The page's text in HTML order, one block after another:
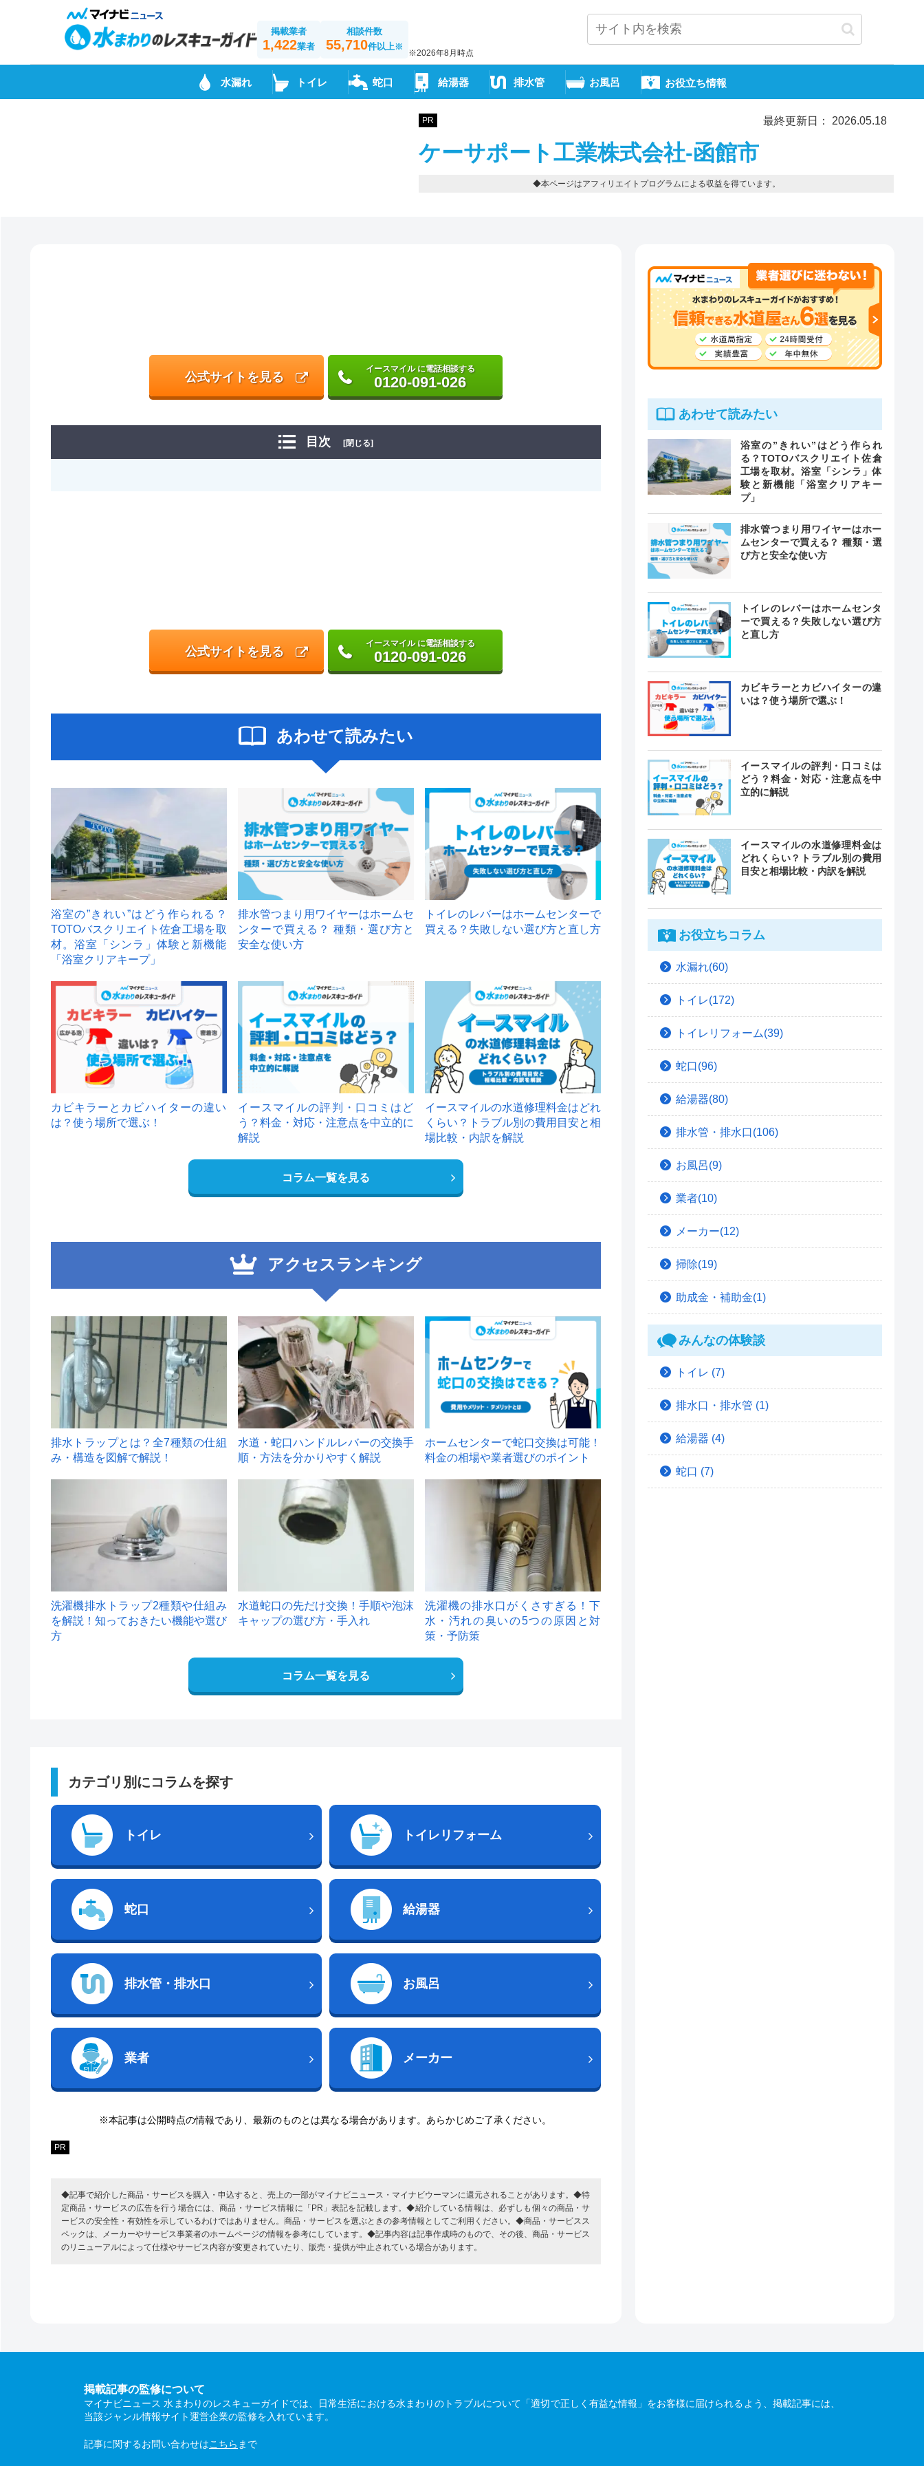
掲載業者
1,422業者
相談件数
55,710件以上※
※2026年8月時点
水漏れ トイレ 蛇口 給湯器 排水管 お風呂 お役立ち情報
PR 最終更新日： 2026.05.18
ケーサポート工業株式会社-函館市
◆本ページはアフィリエイトプログラムによる収益を得ています。
公式サイトを見る
イースマイル に電話相談する
0120-091-026
目次 [閉じる]
公式サイトを見る
イースマイル に電話相談する
0120-091-026
あわせて読みたい
浴室の”きれい”はどう作られる？
TOTOバスクリエイト佐倉工場を取
材。浴室「シンラ」体験と新機能
「浴室クリアキープ」
排水管つまり用ワイヤーはホームセ
ンターで買える？ 種類・選び方と
安全な使い方
トイレのレバーはホームセンターで
買える？失敗しない選び方と直し方
カビキラーとカビハイターの違い
は？使う場所で選ぶ！
イースマイルの評判・口コミはど
う？料金・対応・注意点を中立的に
解説
イースマイルの水道修理料金はどれ
くらい？トラブル別の費用目安と相
場比較・内訳を解説
コラム一覧を見る
アクセスランキング
1
排水トラップとは？全7種類の仕組
み・構造を図解で解説！
2
水道・蛇口ハンドルレバーの交換手
順・方法を分かりやすく解説
ホームセンターで蛇口交換は可能！
料金の相場や業者選びのポイント
洗濯機排水トラップ2種類や仕組み
を解説！知っておきたい機能や選び
方
水道蛇口の先だけ交換！手順や泡沫
キャップの選び方・手入れ
洗濯機の排水口がくさすぎる！下
水・汚れの臭いの5つの原因と対
策・予防策
コラム一覧を見る
カテゴリ別にコラムを探す
トイレ トイレリフォーム
蛇口 給湯器
排水管・排水口 お風呂
業者 メーカー
※本記事は公開時点の情報であり、最新のものとは異なる場合があります。あらかじめご了承ください。
PR
◆記事で紹介した商品・サービスを購入・申込すると、売上の一部がマイナビニュース・マイナビウーマンに還元されることがあります。◆特
定商品・サービスの広告を行う場合には、商品・サービス情報に「PR」表記を記載します。◆紹介している情報は、必ずしも個々の商品・サ
ービスの安全性・有効性を示しているわけではありません。商品・サービスを選ぶときの参考情報としてご利用ください。◆商品・サービスス
ペックは、メーカーやサービス事業者のホームページの情報を参考にしています。◆記事内容は記事作成時のもので、その後、商品・サービス
のリニューアルによって仕様やサービス内容が変更されていたり、販売・提供が中止されている場合があります。
あわせて読みたい
浴室の”きれい”はどう作られ
る？TOTOバスクリエイト佐倉
工場を取材。浴室「シンラ」体
験と新機能「浴室クリアキー
プ」
排水管つまり用ワイヤーはホー
ムセンターで買える？ 種類・選
び方と安全な使い方
トイレのレバーはホームセンタ
ーで買える？失敗しない選び方
と直し方
カビキラーとカビハイターの違
いは？使う場所で選ぶ！
イースマイルの評判・口コミは
どう？料金・対応・注意点を中
立的に解説
イースマイルの水道修理料金は
どれくらい？トラブル別の費用
目安と相場比較・内訳を解説
お役立ちコラム
水漏れ(60)
トイレ(172)
トイレリフォーム(39)
蛇口(96)
給湯器(80)
排水管・排水口(106)
お風呂(9)
業者(10)
メーカー(12)
掃除(19)
助成金・補助金(1)
みんなの体験談
トイレ (7)
排水口・排水管 (1)
給湯器 (4)
蛇口 (7)
掲載記事の監修について
マイナビニュース 水まわりのレスキューガイドでは、日常生活における水まわりのトラブルについて「適切で正しく有益な情報」をお客様に届けられるよう、掲載記事には、
当該ジャンル情報サイト運営企業の監修を入れています。
記事に関するお問い合わせはこちら まで